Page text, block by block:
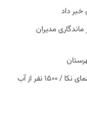
خبر داد
مدیران
آغاز عملیات اجرایی مخزن ۵۰۰ مترمکعبی آب شرب سوچلمای نکا / ۱۵۰۰ نفر از آب